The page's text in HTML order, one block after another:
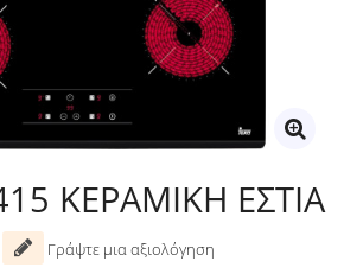
ΚΕΡΑΜΙΚΗ ΕΣΤΙΑ
Γράψτε μια αξιολόγηση